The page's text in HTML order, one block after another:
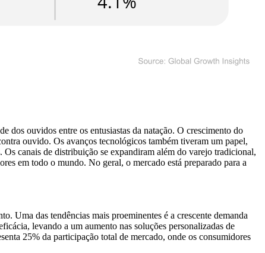
dos ouvidos entre os entusiastas da natação. O crescimento do
ouvido. Os avanços tecnológicos também tiveram um papel,
canais de distribuição se expandiram além do varejo tradicional,
em todo o mundo. No geral, o mercado está preparado para a
Uma das tendências mais proeminentes é a crescente demanda
levando a um aumento nas soluções personalizadas de
25% da participação total de mercado, onde os consumidores